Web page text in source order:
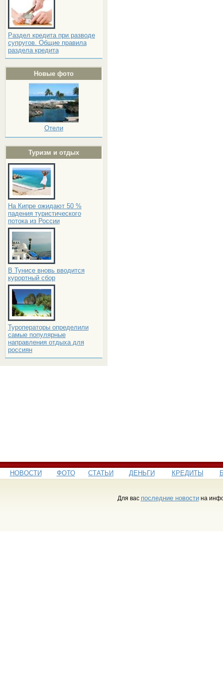
Раздел кредита при разводе
супругов. Общие правила
раздела кредита
Новые фото
Отели
Туризм и отдых
На Кипре ожидают 50 %
падения туристического
потока из России
В Тунисе вновь вводится
курортный сбор
Туроператоры определили
самые популярные
направления отдыха для
россиян
НОВОСТИ ФОТО СТАТЬИ ДЕНЬГИ КРЕДИТЫ
Для вас последние новостина